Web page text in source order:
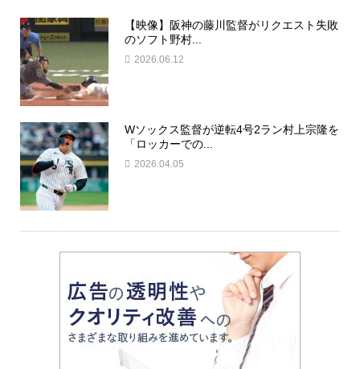
【映像】阪神の藤川監督がリクエスト失敗
のソフト野村...
2026.06.12
Wソックス監督が逆転4号2ラン村上宗隆を
「ロッカーでの...
2026.04.05